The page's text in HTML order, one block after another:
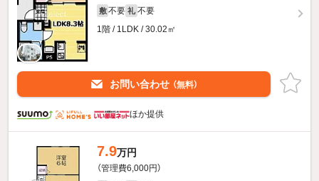
敷 不要 礼 不要
1階 / 1LDK / 30.02㎡
お問い合わせ （無料）
ほか提供
7.9万円
（管理費6,000円）